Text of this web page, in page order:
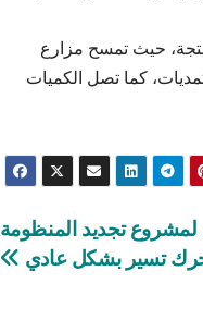
حيث تمسح مزارع
على بقية المعتمديات، كما تصل الكميات
لمشروع تجديد المنظومة
تسير بشكل عادي